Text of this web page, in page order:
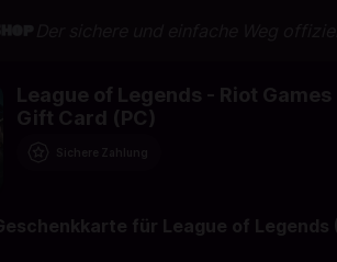
League of Legends - Riot Games
Gift Card (PC)
für League of Legends